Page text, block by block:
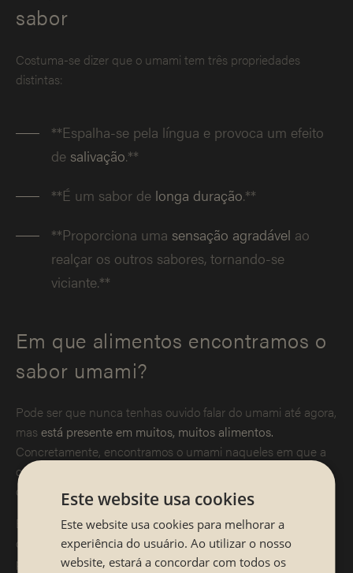
sabor
Costuma-se dizer que o umami tem três propriedades
distintas:
**Espalha-se pela língua e provoca um efeito
de salivação.**
**É um sabor de longa duração.**
**Proporciona uma sensação agradável ao
realçar os outros sabores, tornando-se
viciante.**
Em que alimentos encontramos o
sabor umami?
Pode ser que nunca tenhas ouvido falar do umami até agora,
mas está presente em muitos, muitos alimentos.
Concretamente, encontramos o umami naqueles em que a
composição inclui glutamato, proteína hidrolisada, caseinato
de sódio ou cálcio e extrato de levedura.
Entre os alimentos com sabor a umami mais comuns estão
queijos, peixes, mariscos, batatas, azeitonas, espargos e
presunto serrano.
Este website usa cookies
Este website usa cookies para melhorar a
experiência do usuário. Ao utilizar o nosso
website, estará a concordar com todos os